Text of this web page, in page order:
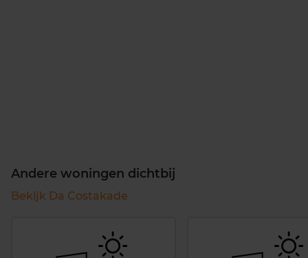
Andere woningen dichtbij
Bekijk Da Costakade